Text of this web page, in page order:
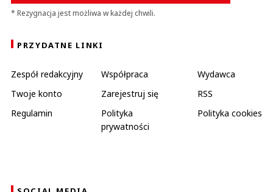
* Rezygnacja jest możliwa w każdej chwili.
PRZYDATNE LINKI
Zespół redakcyjny Współpraca
Wydawca
Twoje konto
Zarejestruj się
RSS
Regulamin
Polityka
prywatności
Polityka cookies